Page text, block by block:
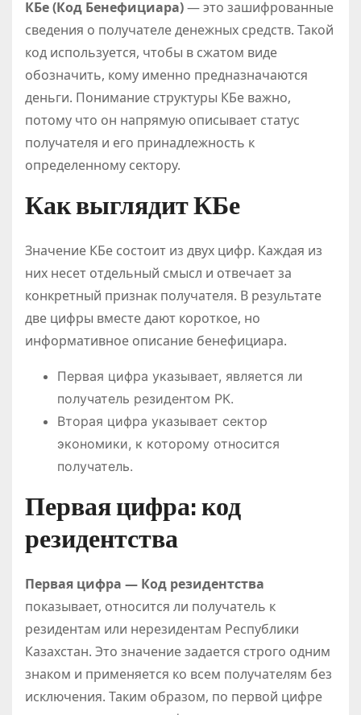
КБе (Код Бенефициара)— это зашифрованные
сведения о получателе денежных средств. Такой
код используется, чтобы в сжатом виде
обозначить, кому именно предназначаются
деньги. Понимание структуры КБе важно,
потому что он напрямую описывает статус
получателя и его принадлежность к
определенному сектору.
Как выглядит КБе
Значение КБе состоит из двух цифр. Каждая из
них несет отдельный смысл и отвечает за
конкретный признак получателя. В результате
две цифры вместе дают короткое, но
информативное описание бенефициара.
Первая цифра указывает, является ли
получатель резидентом РК.
Вторая цифра указывает сектор
экономики, к которому относится
получатель.
Первая цифра: код
резидентства
Первая цифра — Код резидентства
показывает, относится ли получатель к
резидентам или нерезидентам Республики
Казахстан. Это значение задается строго одним
знаком и применяется ко всем получателям без
исключения. Таким образом, по первой цифре